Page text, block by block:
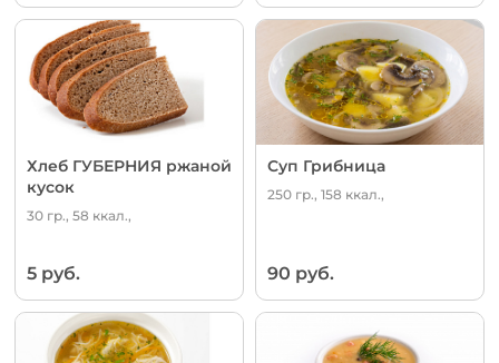
Хлеб ГУБЕРНИЯ ржаной
кусок
30 гр., 58 ккал.,
5 руб.
Суп Грибница
250 гр., 158 ккал.,
90 руб.